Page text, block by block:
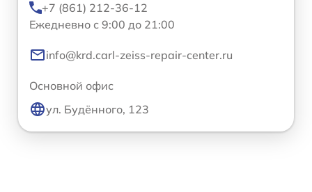
+7 (861) 212-36-12
Ежедневно с 9:00 до 21:00
info@krd.carl-zeiss-repair-center.ru
Основной офис
ул. Будённого, 123